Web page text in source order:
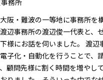
阪・難波の一等地に事務所を
辺事務所の渡辺俊一代表と、
様にお話を伺いました。 渡辺
子化・自動化を行うことで、
顧問先様に割く時間を増やし